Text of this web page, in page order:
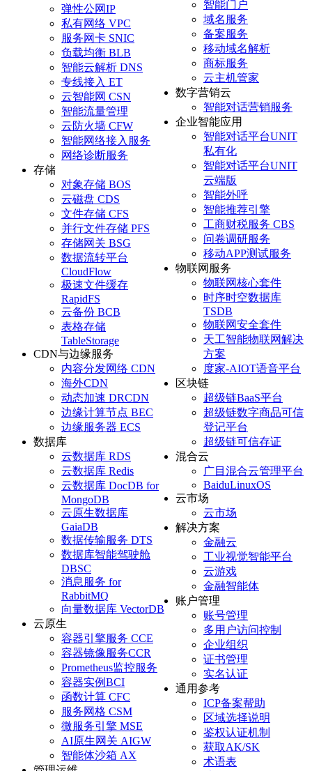
弹性公网IP
私有网络 VPC
服务网卡 SNIC
负载均衡 BLB
智能云解析 DNS
专线接入 ET
云智能网 CSN
智能流量管理
云防火墙 CFW
智能网络接入服务
网络诊断服务
存储
对象存储 BOS
云磁盘 CDS
文件存储 CFS
并行文件存储 PFS
存储网关 BSG
数据流转平台
CloudFlow
极速文件缓存
RapidFS
云备份 BCB
表格存储
TableStorage
CDN与边缘服务
内容分发网络 CDN
海外CDN
动态加速 DRCDN
边缘计算节点 BEC
边缘服务器 ECS
数据库
云数据库 RDS
云数据库 Redis
云数据库 DocDB for
MongoDB
云原生数据库
GaiaDB
数据传输服务 DTS
数据库智能驾驶舱
DBSC
消息服务 for
RabbitMQ
向量数据库 VectorDB
云原生
容器引擎服务 CCE
容器镜像服务CCR
Prometheus监控服务
容器实例BCI
函数计算 CFC
服务网格 CSM
微服务引擎 MSE
AI原生网关 AIGW
智能体沙箱 AX
智能门户
域名服务
备案服务
移动域名解析
商标服务
云主机管家
数字营销云
智能对话营销服务
企业智能应用
智能对话平台UNIT
私有化
智能对话平台UNIT
云端版
智能外呼
智能推荐引擎
工商财税服务 CBS
问卷调研服务
移动APP测试服务
物联网服务
物联网核心套件
时序时空数据库
TSDB
物联网安全套件
天工智能物联网解决
方案
度家-AIOT语音平台
区块链
超级链BaaS平台
超级链数字商品可信
登记平台
超级链可信存证
混合云
广目混合云管理平台
BaiduLinuxOS
云市场
云市场
解决方案
金融云
工业视觉智能平台
云游戏
金融智能体
账户管理
账号管理
多用户访问控制
企业组织
证书管理
实名认证
通用参考
ICP备案帮助
区域选择说明
鉴权认证机制
获取AK/SK
术语表